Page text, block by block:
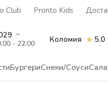
Club Pronto Kids
- 22.00 Коломия 5.0
БургериСнеки/Соуси